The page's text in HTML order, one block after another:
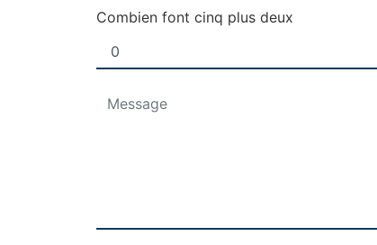
Combien font cinq plus deux